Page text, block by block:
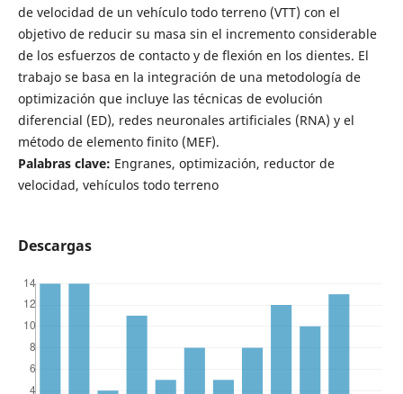
de velocidad de un vehículo todo terreno (VTT) con el
objetivo de reducir su masa sin el incremento considerable
de los esfuerzos de contacto y de flexión en los dientes. El
trabajo se basa en la integración de una metodología de
optimización que incluye las técnicas de evolución
diferencial (ED), redes neuronales artificiales (RNA) y el
método de elemento finito (MEF).
Palabras clave: Engranes, optimización, reductor de
velocidad, vehículos todo terreno
Descargas